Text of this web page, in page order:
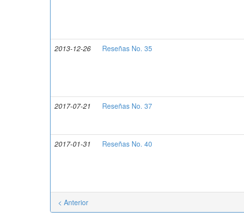
2013-12-26
Reseñas No. 35
2017-07-21
Reseñas No. 37
2017-01-31
Reseñas No. 40
< Anterior